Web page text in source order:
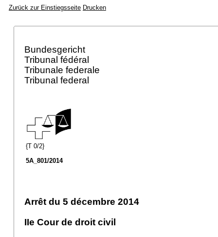
Zurück zur Einstiegsseite Drucken
Bundesgericht
Tribunal fédéral
Tribunale federale
Tribunal federal
{T 0/2}
5A_801/2014
Arrêt du 5 décembre 2014
IIe Cour de droit civil